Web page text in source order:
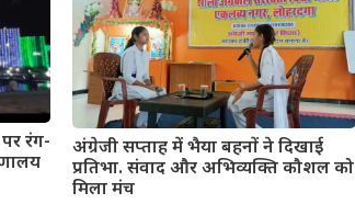
रंग-
अंग्रेजी सप्ताह में भैया बहनों ने दिखाई
प्रतिभा. संवाद और अभिव्यक्ति कौशल को
मिला मंच